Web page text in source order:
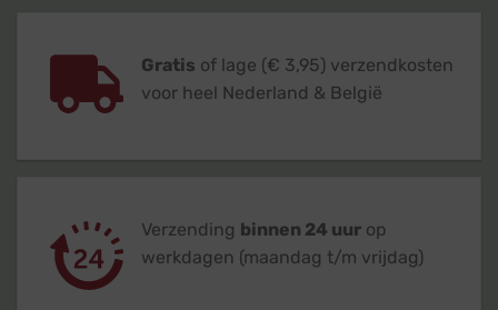
Gratis of lage (€ 3,95) verzendkosten
voor heel Nederland & België
Verzending binnen 24 uur op
werkdagen (maandag t/m vrijdag)